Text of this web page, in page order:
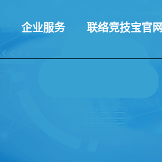
企业服务 联络竞技宝官网